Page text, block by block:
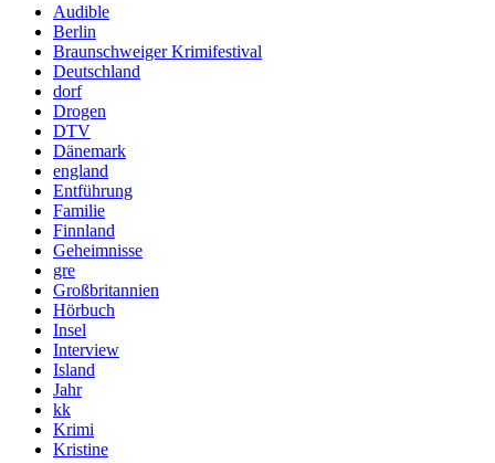
Audible
Berlin
Braunschweiger Krimifestival
Deutschland
dorf
Drogen
DTV
Dänemark
england
Entführung
Familie
Finnland
Geheimnisse
gre
Großbritannien
Hörbuch
Insel
Interview
Island
Jahr
kk
Krimi
Kristine